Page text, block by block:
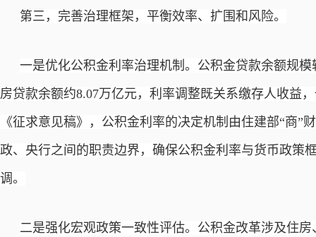
第三，完善治理框架，平衡效率、扩围和风险。
一是优化公积金利率治理机制。公积金贷款余额规模
房贷款余额约8.07万亿元，利率调整既关系缴存人收益
《征求意见稿》，公积金利率的决定机制由住建部“商”
政、央行之间的职责边界，确保公积金利率与货币政策
调。
二是强化宏观政策一致性评估。公积金改革涉及住